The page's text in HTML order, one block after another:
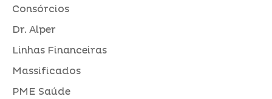
Consórcios
Dr. Alper
Linhas Financeiras
Massificados
PME Saúde